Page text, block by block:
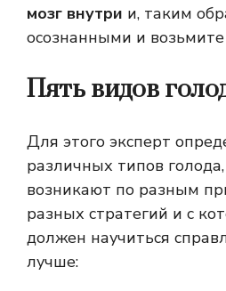
мозг внутри и, таким
осознанными и
Пять видов
Для этого эксперт
различных типов
возникают по разным
разных стратегий и с
должен научиться
лучше: